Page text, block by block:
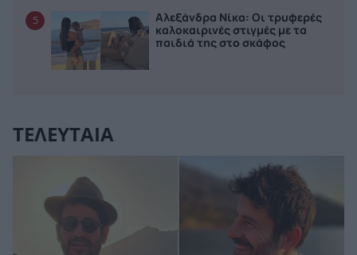
5
Αλεξάνδρα Νίκα: Οι τρυφερές
καλοκαιρινές στιγμές με τα
παιδιά της στο σκάφος
ΤΕΛΕΥΤΑΙΑ